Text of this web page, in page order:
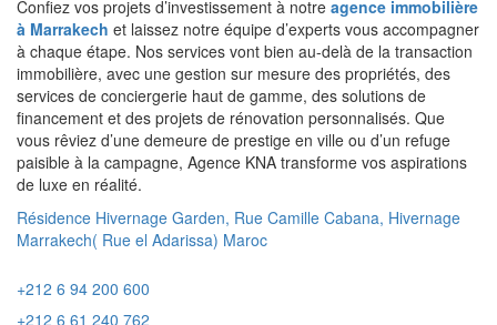
Confiez vos projets d’investissement à notre agence immobilière
à Marrakech et laissez notre équipe d’experts vous accompagner
à chaque étape. Nos services vont bien au-delà de la transaction
immobilière, avec une gestion sur mesure des propriétés, des
services de conciergerie haut de gamme, des solutions de
financement et des projets de rénovation personnalisés. Que
vous rêviez d’une demeure de prestige en ville ou d’un refuge
paisible à la campagne, Agence KNA transforme vos aspirations
de luxe en réalité.
Résidence Hivernage Garden, Rue Camille Cabana, Hivernage
Marrakech( Rue el Adarissa) Maroc
+212 6 94 200 600
+212 6 61 240 762